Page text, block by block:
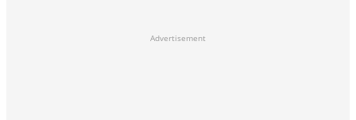
Advertisement